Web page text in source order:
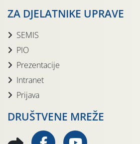
ZA DJELATNIKE UPRAVE
SEMIS
PIO
Prezentacije
Intranet
Prijava
DRUŠTVENE MREŽE